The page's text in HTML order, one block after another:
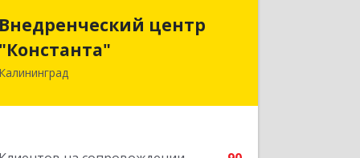
Внедренческий центр
"Константа"
Калининград
Внедренческий центр
"Константа"
236006, Калининградская обл,
Подробнее